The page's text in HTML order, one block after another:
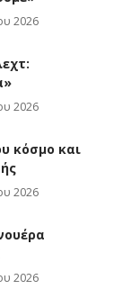
2026
2026
κόσμο και
2026
2026